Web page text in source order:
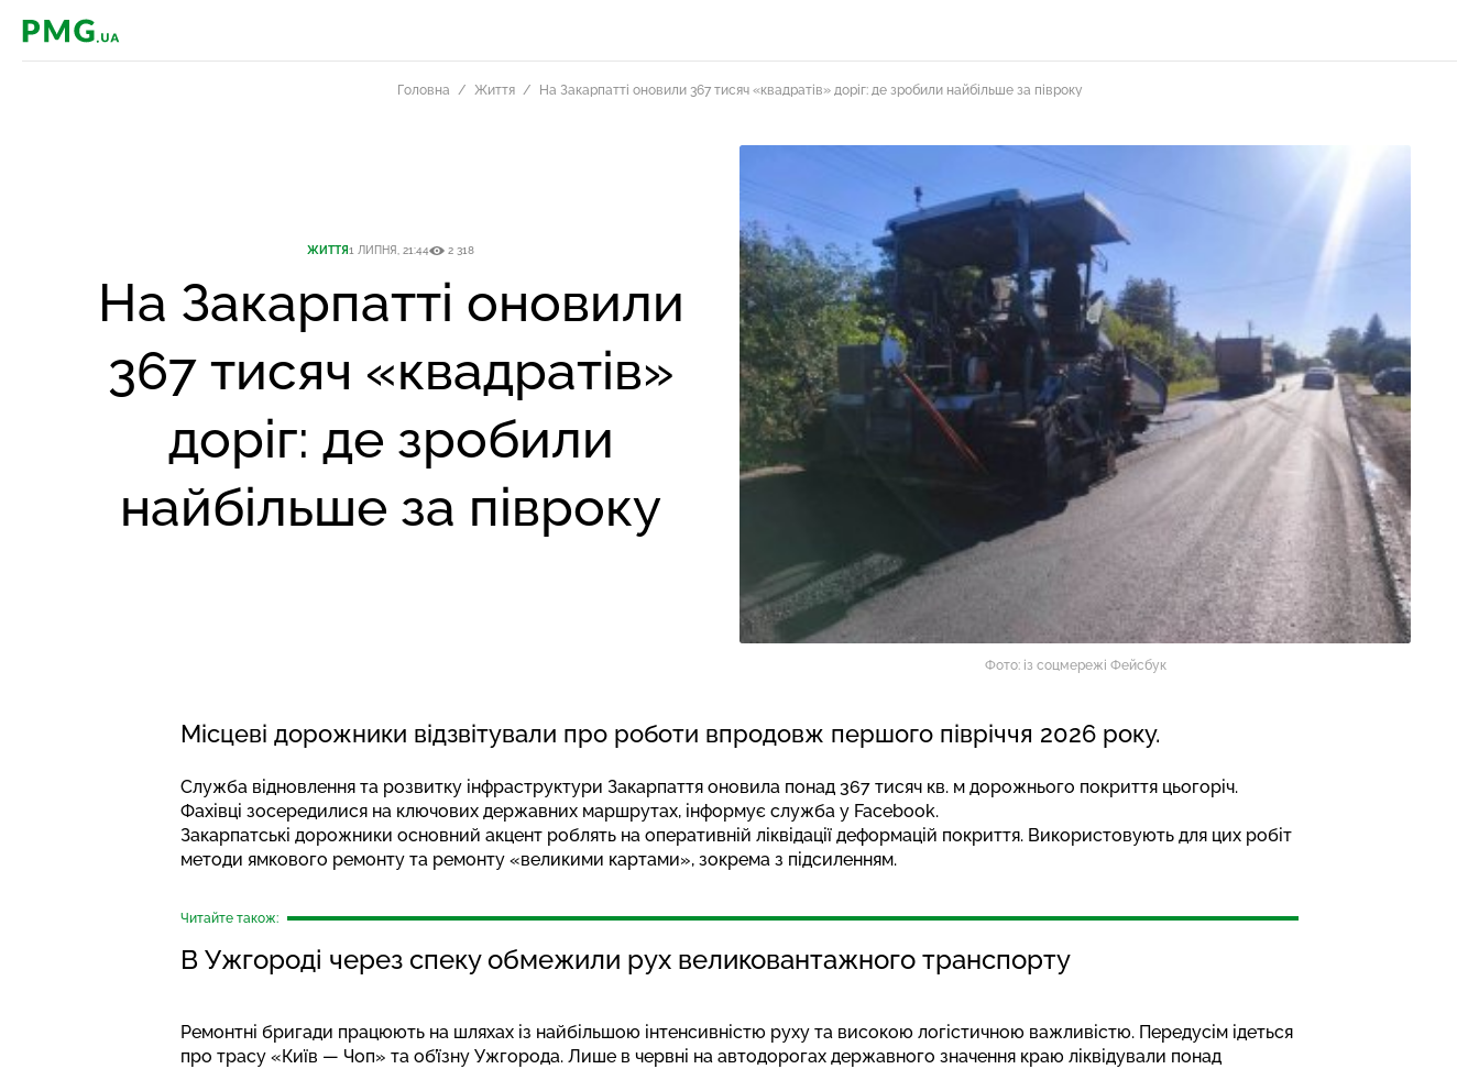
PMG.ua
Головна Життя На Закарпатті оновили 367 тисяч «квадратів» доріг: де зробили найбільше за півроку
ЖИТТЯ1 ЛИПНЯ, 21:44 2 318
На Закарпатті оновили
367 тисяч «квадратів»
доріг: де зробили
найбільше за півроку
Фото: із соцмережі Фейсбук
Місцеві дорожники відзвітували про роботи впродовж першого півріччя 2026 року.
Служба відновлення та розвитку інфраструктури Закарпаття оновила понад 367 тисяч кв. м дорожнього покриття цьогоріч.
Фахівці зосередилися на ключових державних маршрутах, інформує служба у Facebook.
Закарпатські дорожники основний акцент роблять на оперативній ліквідації деформацій покриття. Використовують для цих робіт
методи ямкового ремонту та ремонту «великими картами», зокрема з підсиленням.
Читайте також:
В Ужгороді через спеку обмежили рух великовантажного транспорту
Ремонтні бригади працюють на шляхах із найбільшою інтенсивністю руху та високою логістичною важливістю. Передусім ідеться
про трасу «Київ — Чоп» та об’їзну Ужгорода. Лише в червні на автодорогах державного значення краю ліквідували понад